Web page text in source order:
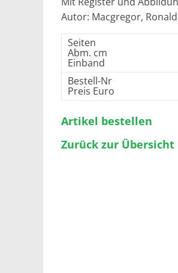
Autor: Macgregor,
Seiten
Abm. cm
Einband
Bestell-Nr
Preis Euro
Artikel bestellen
Zurück zur Übersicht